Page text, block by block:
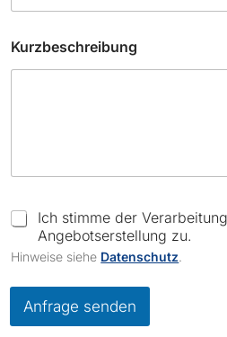
s
c
h
n
*
F
r
Kurzbeschreibung
C
h
e
c
k
Ich stimme der
Angebotserstellung zu.
Hinweise siehe Datenschutz.
Anfrage senden